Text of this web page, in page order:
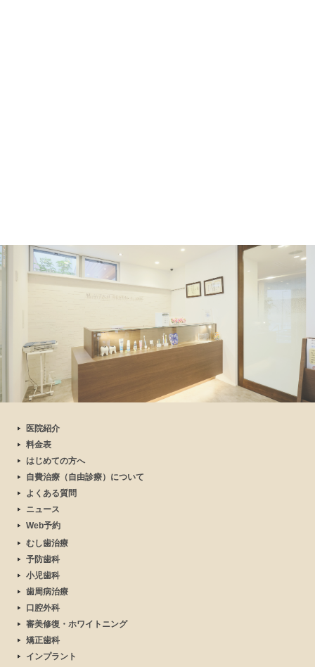
医院紹介
料金表
はじめての方へ
自費治療（自由診療）について
よくある質問
ニュース
Web予約
むし歯治療
予防歯科
小児歯科
歯周病治療
口腔外科
審美修復・ホワイトニング
矯正歯科
インプラント